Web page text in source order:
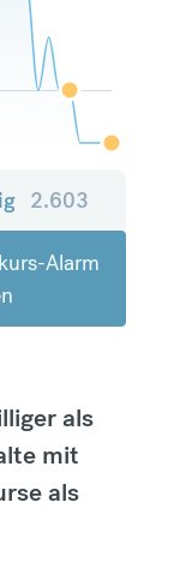
2.603
Alarm
als
mit
als